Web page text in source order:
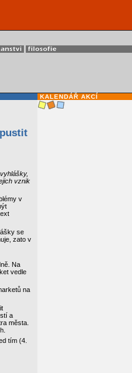
vznik
v
se
zato v
Na
vedle
na
a
města.
tím (4.
KALENDÁŘ AKCÍ